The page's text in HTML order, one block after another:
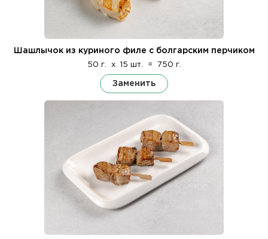
Шашлычок из куриного филе с болгарским перчиком
50 г. x 15 шт. = 750 г.
Заменить